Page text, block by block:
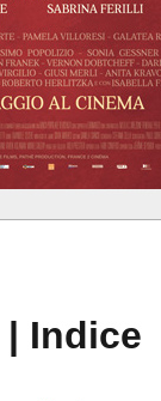
| Indice